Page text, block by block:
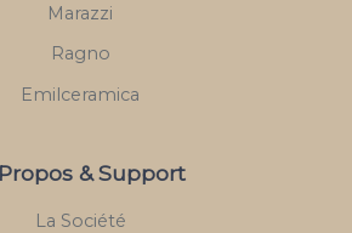
Marazzi
Ragno
Emilceramica
& Support
La Société